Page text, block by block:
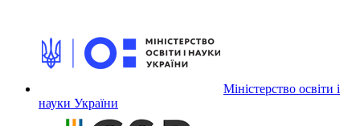
Міністерство освіти і
науки України